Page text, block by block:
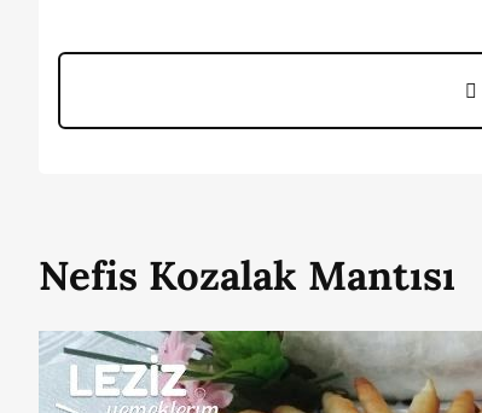
Nefis Kozalak Mantısı